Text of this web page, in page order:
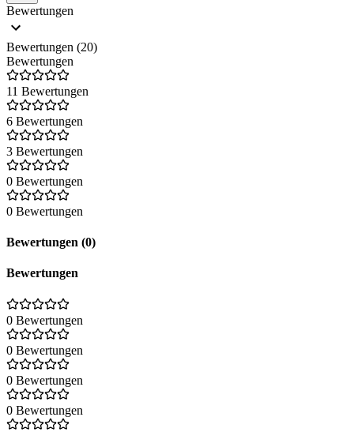
Bewertungen
Bewertungen (20)
Bewertungen
11 Bewertungen
6 Bewertungen
3 Bewertungen
0 Bewertungen
0 Bewertungen
Bewertungen (0)
Bewertungen
0 Bewertungen
0 Bewertungen
0 Bewertungen
0 Bewertungen